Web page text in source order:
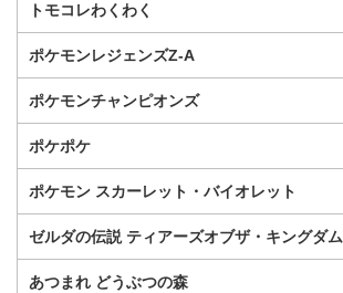
トモコレわくわく
ポケモンレジェンズZ-A
ポケモンチャンピオンズ
ポケポケ
ポケモン スカーレット・バイオレット
ゼルダの伝説 ティアーズオブザ・キングダム
あつまれ どうぶつの森